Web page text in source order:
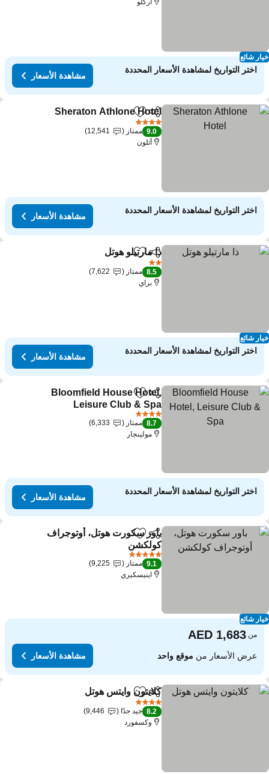
شائع
اركلو
اختر التواريخ لمشاهدة الأسعار المحددة
مشاهدة الأسعار
مشاركةAdd to favorites
Sheraton Athlone Hotel
9.0 ممتاز
12,541
أثلون
اختر التواريخ لمشاهدة الأسعار المحددة
مشاهدة الأسعار
شائع
مشاركةAdd to favorites
ذا مارتيلو هوتل
8.5 ممتاز
7,622
براي
اختر التواريخ لمشاهدة الأسعار المحددة
مشاهدة الأسعار
مشاركةAdd to favorites
Bloomfield House Hotel,
Leisure Club & Spa
مشاهدة الأسعار
8.7 ممتاز
6,333
مولينجار
اختر التواريخ لمشاهدة الأسعار المحددة
مشاهدة الأسعار
شائع
مشاركةAdd to favorites
باور سكورت هوتل، أوتوجراف
كولكشن
مشاهدة الأسعار
9.1 ممتاز
9,225
اينيسكيري
من
عرض الأسعار منموقع واحد مشاهدة الأسعار
مشاركةAdd to favorites
كلايتون وايتس هوتل
8.2 جيد جدًا
9,446
وكسفورد